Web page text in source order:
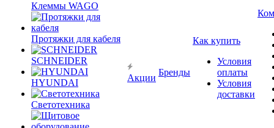
Клеммы WAGO
Протяжки для кабеля
SCHNEIDER
HYUNDAI
Светотехника
Акции
Бренды
Как купить
Условия
оплаты
Условия
доставки